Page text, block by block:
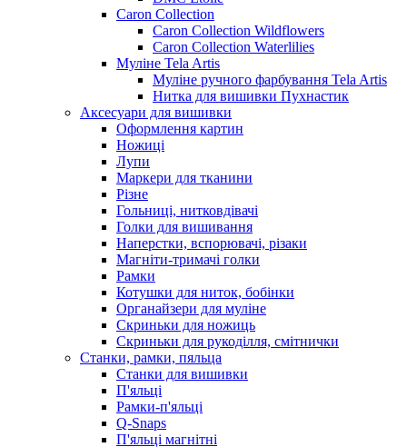
Caron Collection
Caron Collection Wildflowers
Caron Collection Waterlilies
Муліне Tela Artis
Муліне ручного фарбування Tela Artis
Нитка для вишивки Пухнастик
Аксесуари для вишивки
Оформлення картин
Ножиці
Лупи
Маркери для тканини
Різне
Гольниці, нитковдівачі
Голки для вишивання
Наперстки, вспорювачі, різаки
Магніти-тримачі голки
Рамки
Котушки для ниток, бобінки
Органайзери для муліне
Скриньки для ножиць
Скриньки для рукоділля, смітнички
Станки, рамки, пяльца
Станки для вишивки
П'яльці
Рамки-п'яльці
Q-Snaps
П'яльці магнітні